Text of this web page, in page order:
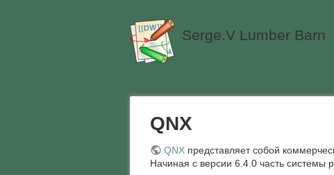
Serge.V Lumber Barn
QNX
QNXпредставляет собой
Начиная с версии 6.4.0 часть системы